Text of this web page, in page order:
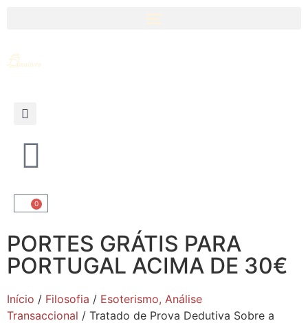
0
PORTES GRÁTIS PARA
PORTUGAL ACIMA DE 30€
Início / Filosofia / Esoterismo, Análise
Transaccional / Tratado de Prova Dedutiva Sobre a